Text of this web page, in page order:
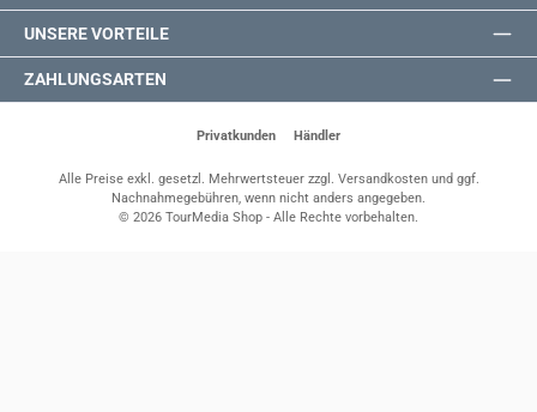
UNSERE VORTEILE
ZAHLUNGSARTEN
Privatkunden Händler
Alle Preise exkl. gesetzl. Mehrwertsteuer zzgl. Versandkostenund ggf.
Nachnahmegebühren, wenn nicht anders angegeben.
© 2026 TourMedia Shop - Alle Rechte vorbehalten.